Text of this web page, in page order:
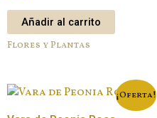
Añadir al carrito
Flores y Plantas
¡Oferta!